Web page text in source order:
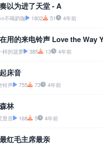
以为进了天堂 - A
不喝奶咖 1802 51 4年前
样的菠萝 385 13 4年前
床音
铃声 755 73 4年前
林
昱音 168 5 4年前
红毛主席最亲